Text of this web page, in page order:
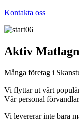
Kontakta oss
Aktiv
Många företag i
Vi flyttar ut vårt
Vår personal
Vi levererar inte bara